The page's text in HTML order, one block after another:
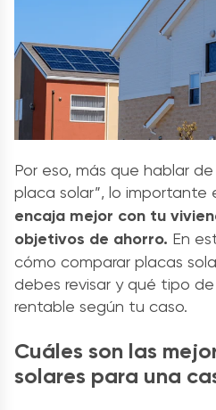
Por eso, más que hablar
placa solar”, lo importante
encaja mejor con tu
objetivos de ahorro. En
cómo comparar placas
debes revisar y qué tipo
rentable según tu caso.
Cuáles son las
solares para una